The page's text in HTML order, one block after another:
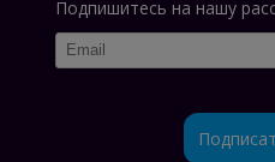
Почему выбирают
Экономическая
Подпишитесь на нашу